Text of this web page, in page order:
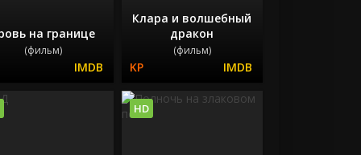
на границе
(фильм)
Клара и волшебный
дракон
(фильм)
HD